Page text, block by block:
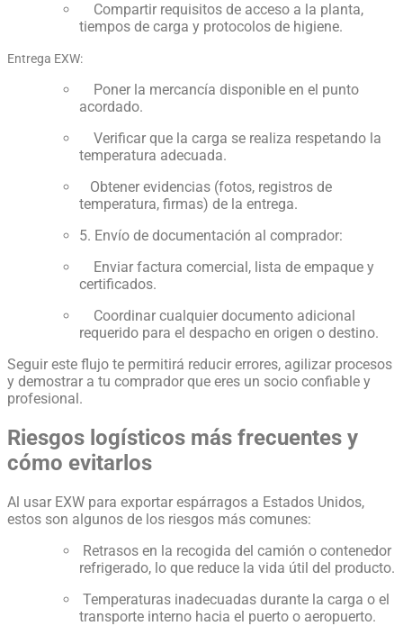
Compartir requisitos de acceso a la planta,
tiempos de carga y protocolos de higiene.
Entrega EXW:
Poner la mercancía disponible en el punto
acordado.
Verificar que la carga se realiza respetando la
temperatura adecuada.
Obtener evidencias (fotos, registros de
temperatura, firmas) de la entrega.
5. Envío de documentación al comprador:
Enviar factura comercial, lista de empaque y
certificados.
Coordinar cualquier documento adicional
requerido para el despacho en origen o destino.
Seguir este flujo te permitirá reducir errores, agilizar procesos
y demostrar a tu comprador que eres un socio confiable y
profesional.
Riesgos logísticos más frecuentes y
cómo evitarlos
Al usar EXW para exportar espárragos a Estados Unidos,
estos son algunos de los riesgos más comunes:
Retrasos en la recogida del camión o contenedor
refrigerado, lo que reduce la vida útil del producto.
Temperaturas inadecuadas durante la carga o el
transporte interno hacia el puerto o aeropuerto.